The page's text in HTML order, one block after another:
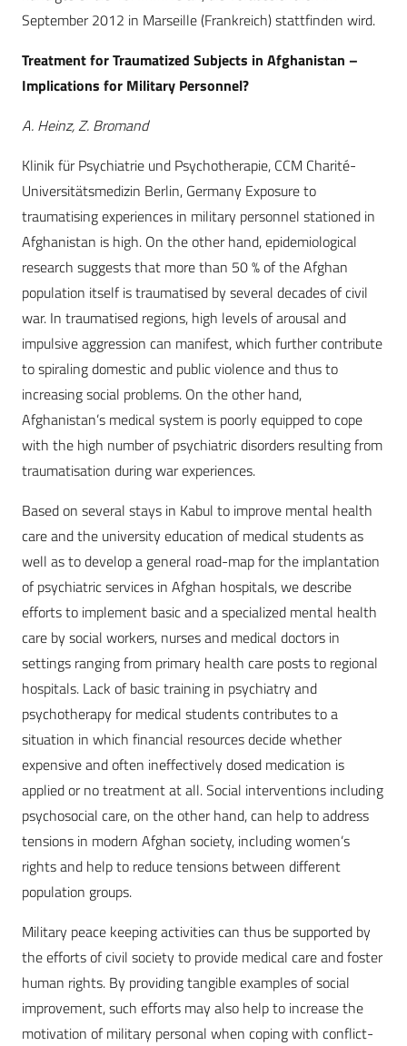
September 2012 in Marseille (Frankreich) stattfinden wird.
Treatment for Traumatized Subjects in Afghanistan –
Implications for Military Personnel?
A. Heinz, Z. Bromand
Klinik für Psychiatrie und Psychotherapie, CCM Charité-
Universitätsmedizin Berlin, Germany Exposure to
traumatising experiences in military personnel stationed in
Afghanistan is high. On the other hand, epidemiological
research suggests that more than 50 % of the Afghan
population itself is traumatised by several decades of civil
war. In traumatised regions, high levels of arousal and
impulsive aggression can manifest, which further contribute
to spiraling domestic and public violence and thus to
increasing social problems. On the other hand,
Afghanistan’s medical system is poorly equipped to cope
with the high number of psychiatric disorders resulting from
traumatisation during war experiences.
Based on several stays in Kabul to improve mental health
care and the university education of medical students as
well as to develop a general road-map for the implantation
of psychiatric services in Afghan hospitals, we describe
efforts to implement basic and a specialized mental health
care by social workers, nurses and medical doctors in
settings ranging from primary health care posts to regional
hospitals. Lack of basic training in psychiatry and
psychotherapy for medical students contributes to a
situation in which financial resources decide whether
expensive and often ineffectively dosed medication is
applied or no treatment at all. Social interventions including
psychosocial care, on the other hand, can help to address
tensions in modern Afghan society, including women’s
rights and help to reduce tensions between different
population groups.
Military peace keeping activities can thus be supported by
the efforts of civil society to provide medical care and foster
human rights. By providing tangible examples of social
improvement, such efforts may also help to increase the
motivation of military personal when coping with conflict-